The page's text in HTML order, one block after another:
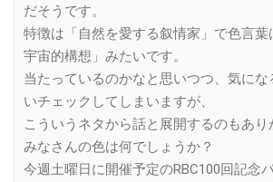
だそうです。
特徴は「自然を愛する叙情家」で色言葉
宇宙的構想」みたいです。
当たっているのかなと思いつつ、気に
いチェックしてしまいますが、
こういうネタから話と展開するのもあり
みなさんの色は何でしょうか？
今週土曜日に開催予定のRBC100回記念